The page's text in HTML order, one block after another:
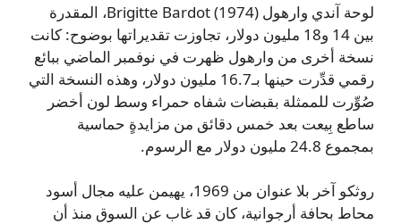
لوحة آندي وارهول Brigitte Bardot (1974)، المقدرة
بين 14 و18 مليون دولار، تجاوزت تقديراتها بوضوح: كانت
نسخة أخرى من وارهول ظهرت في نوفمبر الماضي ببائع
رقمي قدِّرت حينها بـ16.7 مليون دولار، وهذه النسخة التي
صُوِّرت للممثلة بقبضات شفاه حمراء وسط لون أخضر
ساطع بِيعت بعد خمس دقائق من مزايدةٍ حماسية
بمجموع 24.8 مليون دولار مع الرسوم.
روثكو آخر بلا عنوان من 1969، يهيمن عليه مجال أسود
محاط بحافة أرجوانية، كان قد غاب عن السوق منذ أن